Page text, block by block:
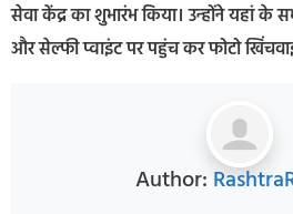
सेवा केंद्र का शुभारंभ किया। उन्होंने यहां के
और सेल्फी प्वाइंट पर पहुंच कर फोटो
Author: